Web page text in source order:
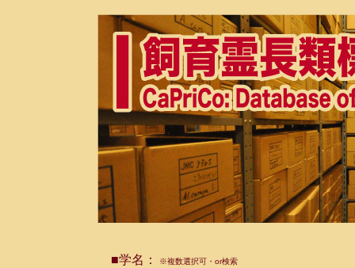
■学名： ※複数選択可・or検索